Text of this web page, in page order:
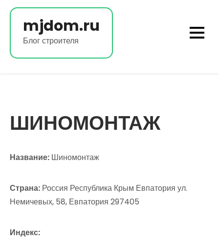
Перейти
содержимомуmjdom.ru
Блог строителя
ШИНОМОНТАЖ
Название: Шиномонтаж
Страна: Россия Республика Крым Евпатория ул.
Немичевых, 58, Евпатория 297405
Индекс: